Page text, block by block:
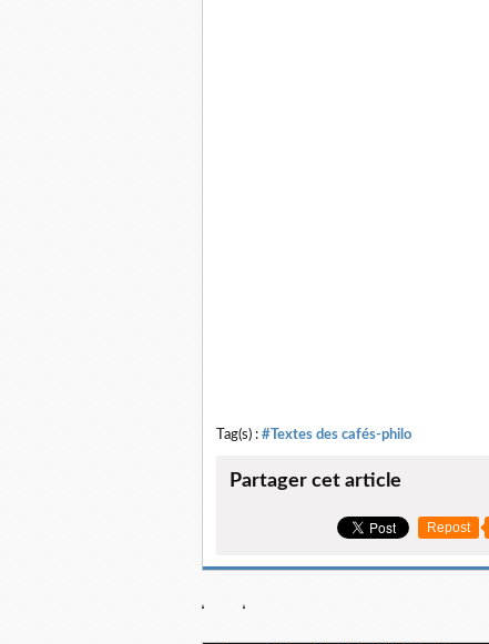
Tag(s) : #Textes des cafés-philo
Partager cet article
Repost